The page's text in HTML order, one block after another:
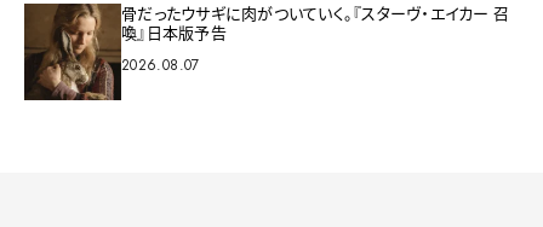
骨だったウサギに肉がついていく。『スターヴ・エイカー 召
喚』日本版予告
2026.08.07